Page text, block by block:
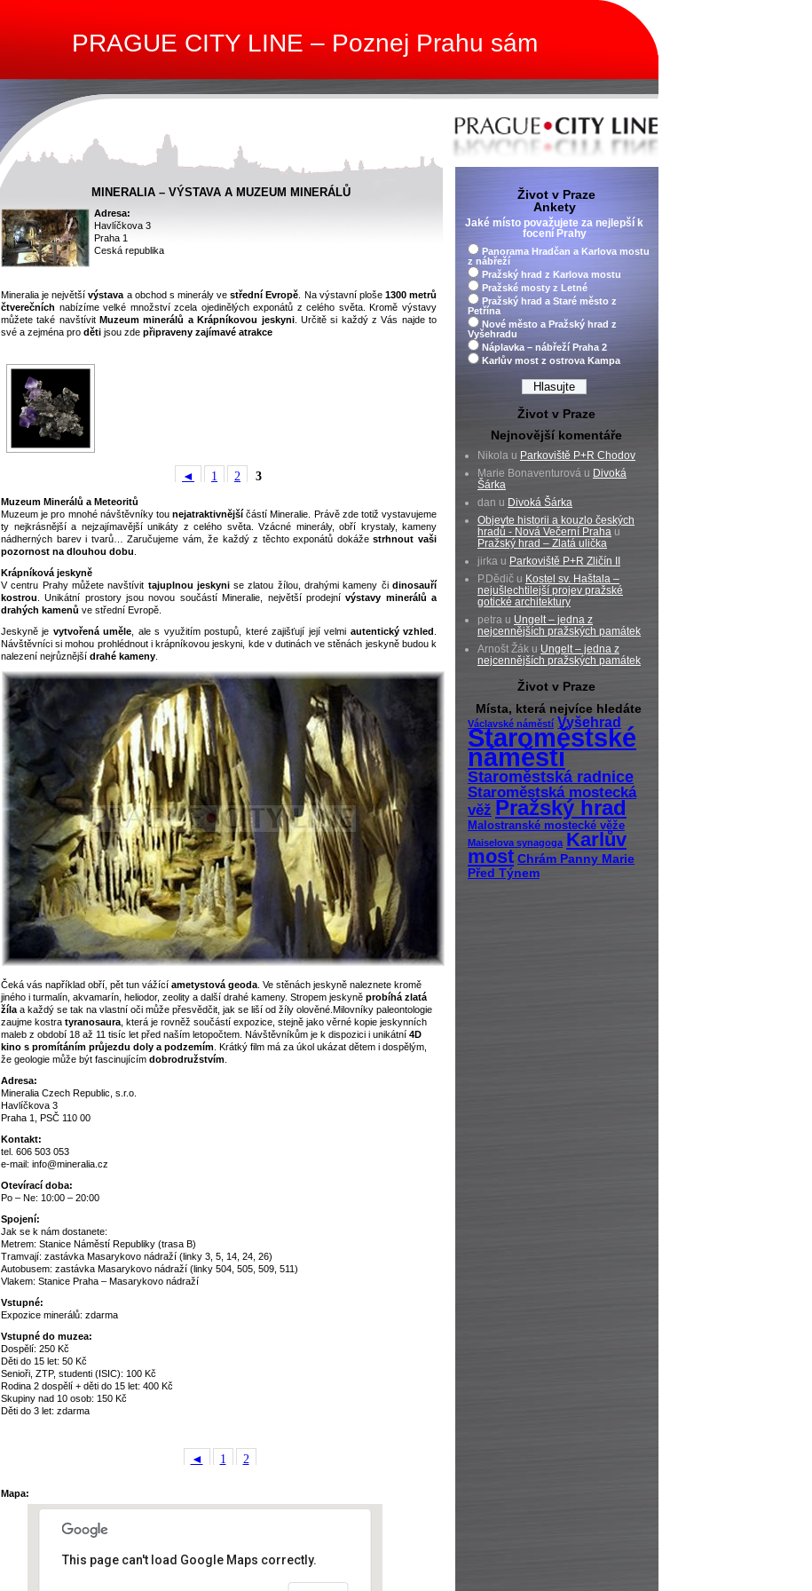
PRAGUE CITY LINE – Poznej Prahu sám
MINERALIA – VÝSTAVA A MUZEUM MINERÁLŮ
Adresa:
Havlíčkova 3
Praha 1
Ceská republika
Mineralia je největší výstava a obchod s minerály vestřední Evropě . Na výstavní ploše 1300 metrů
čtverečních nabízíme velké množství zcela ojedinělých exponátů z celého světa. Kromě výstavy
můžete také navštívitMuzeum minerálů a Krápníkovou jeskyni. Určitě si každý z Vás najde to
své a zejména pro děti jsou zde připraveny zajímavé atrakce
◄ 1 2 3
Muzeum Minerálů a Meteoritů
Muzeum je pro mnohé návštěvníky tou nejatraktivnější částí Mineralie. Právě zde totiž vystavujeme
ty nejkrásnější a nejzajímavější unikáty z celého světa. Vzácné minerály, obří krystaly, kameny
nádherných barev i tvarů… Zaručujeme vám, že každý z těchto exponátů dokážestrhnout vaši
pozornost na dlouhou dobu
Krápníková jeskyně
V centru Prahy můžete navštívit tajuplnou jeskynise zlatou žílou, drahými kameny čidinosauří
kostrou . Unikátní prostory jsou novou součástí Mineralie, největší prodejnívýstavy minerálů a
drahých kamenů ve střední Evropě.
Jeskyně je vytvořená uměle , ale s využitím postupů, které zajišťují její velmi autentický vzhled
Návštěvníci si mohou prohlédnout i krápníkovou jeskyni, kde v dutinách ve stěnách jeskyně budou k
nalezení nejrůznější drahé kameny
Čeká vás například obří, pět tun vážící ametystová geoda . Ve stěnách jeskyně naleznete kromě
jiného i turmalín, akvamarín, heliodor, zeolity a další drahé kameny. Stropem jeskyně probíhá zlatá
žíla a každý se tak na vlastní oči může přesvědčit, jak se liší od žíly olověné.Milovníky paleontologie
zaujme kostra tyranosaura , která je rovněž součástí expozice, stejně jako věrné kopie jeskynních
maleb z období 18 až 11 tisíc let před naším letopočtem. Návštěvníkům je k dispozici i unikátní 4D
kino s promítáním průjezdu doly a podzemím . Krátký film má za úkol ukázat dětem i dospělým,
že geologie může být fascinujícím dobrodružstvím
Adresa:
Mineralia Czech Republic, s.r.o.
Havlíčkova 3
Praha 1, PSČ 110 00
Kontakt:
tel. 606 503 053
e-mail: info@mineralia.cz
Otevírací doba:
Po – Ne: 10:00 – 20:00
Spojení:
Jak se k nám dostanete:
Metrem: Stanice Náměstí Republiky (trasa B)
Tramvají: zastávka Masarykovo nádraží (linky 3, 5, 14, 24, 26)
Autobusem: zastávka Masarykovo nádraží (linky 504, 505, 509, 511)
Vlakem: Stanice Praha – Masarykovo nádraží
Vstupné:
Expozice minerálů: zdarma
Vstupné do muzea:
Dospělí: 250 Kč
Děti do 15 let: 50 Kč
Senioři, ZTP, studenti (ISIC): 100 Kč
Rodina 2 dospělí + děti do 15 let: 400 Kč
Skupiny nad 10 osob: 150 Kč
Děti do 3 let: zdarma
◄ 1 2
Mapa:
This page can't load Google Maps correctly.
Život v Praze
Ankety
Jaké místo považujete za nejlepší k
focení Prahy
Panorama Hradčan a Karlova mostu
z nábřeží
Pražský hrad z Karlova mostu
Pražské mosty z Letné
Pražský hrad a Staré město z
Petřína
Nové město a Pražský hrad z
Vyšehradu
Náplavka – nábřeží Praha 2
Karlův most z ostrova Kampa
Život v Praze
Nejnovější komentáře
Nikola u Parkoviště P+R Chodov
Marie Bonaventurová u Divoká
Šárka
dan u Divoká Šárka
Objevte historii a kouzlo českých
hradů - Nová Večerní Praha u
Pražský hrad – Zlatá ulička
jirka u Parkoviště P+R Zličín II
P.Dědič u Kostel sv. Haštala –
nejušlechtilejší projev pražské
gotické architektury
petra u Ungelt – jedna z
nejcennějších pražských památek
Arnošt Žák u Ungelt – jedna z
nejcennějších pražských památek
Život v Praze
Místa, která nejvíce hledáte
Václavské náměstí Vyšehrad
Staroměstské
náměstí
Staroměstská radnice
Staroměstská mostecká
věž Pražský hrad
Malostranské mostecké věže
Maiselova synagoga Karlův
most Chrám Panny Marie
Před Týnem